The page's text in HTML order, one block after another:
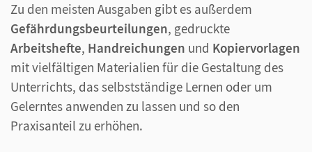
Zu den meisten Ausgaben gibt es außerdem
Gefährdungsbeurteilungen, gedruckte
Arbeitshefte, Handreichungen und Kopiervorlagen
mit vielfältigen Materialien für die Gestaltung des
Unterrichts, das selbstständige Lernen oder um
Gelerntes anwenden zu lassen und so den
Praxisanteil zu erhöhen.